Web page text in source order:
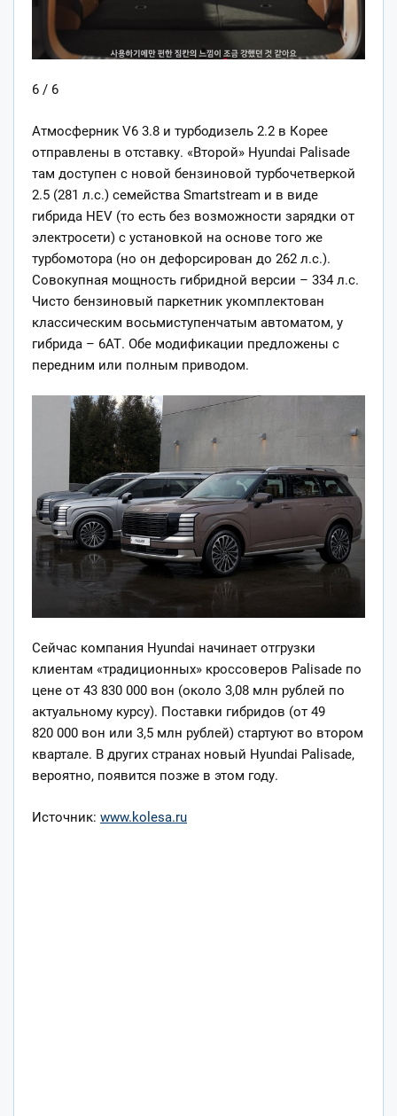
6 / 6
Атмосферник V6 3.8 и турбодизель 2.2 в Корее
отправлены в отставку. «Второй» Hyundai Palisade
там доступен с новой бензиновой турбочетверкой
2.5 (281 л.с.) семейства Smartstream и в виде
гибрида HEV (то есть без возможности зарядки от
электросети) с установкой на основе того же
турбомотора (но он дефорсирован до 262 л.с.).
Совокупная мощность гибридной версии – 334 л.с.
Чисто бензиновый паркетник укомплектован
классическим восьмиступенчатым автоматом, у
гибрида – 6АТ. Обе модификации предложены с
передним или полным приводом.
Сейчас компания Hyundai начинает отгрузки
клиентам «традиционных» кроссоверов Palisade по
цене от 43 830 000 вон (около 3,08 млн рублей по
актуальному курсу). Поставки гибридов (от 49
820 000 вон или 3,5 млн рублей) стартуют во втором
квартале. В других странах новый Hyundai Palisade,
вероятно, появится позже в этом году.
Источник: www.kolesa.ru